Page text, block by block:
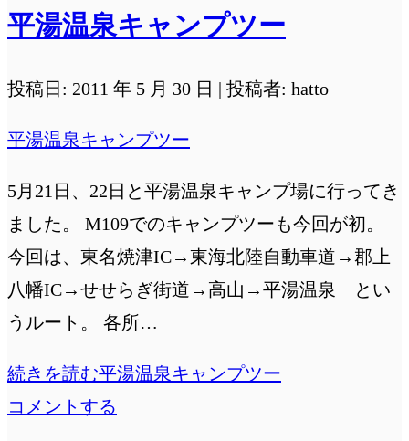
平湯温泉キャンプツー
投稿日: 2011 年 5 月 30 日 | 投稿者: hatto
平湯温泉キャンプツー
5月21日、22日と平湯温泉キャンプ場に行ってき
ました。 M109でのキャンプツーも今回が初。
今回は、東名焼津IC→東海北陸自動車道→郡上
八幡IC→せせらぎ街道→高山→平湯温泉 とい
うルート。 各所…
続きを読む平湯温泉キャンプツー
コメントする